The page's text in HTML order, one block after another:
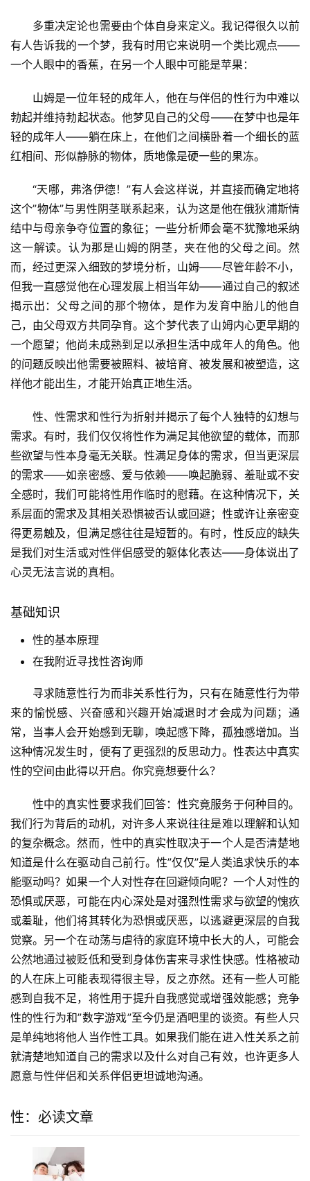
多重决定论也需要由个体自身来定义。我记得很久以前
有人告诉我的一个梦，我有时用它来说明一个类比观点——
一个人眼中的香蕉，在另一个人眼中可能是苹果：
山姆是一位年轻的成年人，他在与伴侣的性行为中难以
勃起并维持勃起状态。他梦见自己的父母——在梦中也是年
轻的成年人——躺在床上，在他们之间横卧着一个细长的蓝
红相间、形似静脉的物体，质地像是硬一些的果冻。
“天哪，弗洛伊德！”有人会这样说，并直接而确定地将
这个”物体”与男性阴茎联系起来，认为这是他在俄狄浦斯情
结中与母亲争夺位置的象征；一些分析师会毫不犹豫地采纳
这一解读。认为那是山姆的阴茎，夹在他的父母之间。然
而，经过更深入细致的梦境分析，山姆——尽管年龄不小，
但我一直感觉他在心理发展上相当年幼——通过自己的叙述
揭示出：父母之间的那个物体，是作为发育中胎儿的他自
己，由父母双方共同孕育。这个梦代表了山姆内心更早期的
一个愿望；他尚未成熟到足以承担生活中成年人的角色。他
的问题反映出他需要被照料、被培育、被发展和被塑造，这
样他才能出生，才能开始真正地生活。
性、性需求和性行为折射并揭示了每个人独特的幻想与
需求。有时，我们仅仅将性作为满足其他欲望的载体，而那
些欲望与性本身毫无关联。性满足身体的需求，但当更深层
的需求——如亲密感、爱与依赖——唤起脆弱、羞耻或不安
全感时，我们可能将性用作临时的慰藉。在这种情况下，关
系层面的需求及其相关恐惧被否认或回避；性或许让亲密变
得更易触及，但满足感往往是短暂的。有时，性反应的缺失
是我们对生活或对性伴侣感受的躯体化表达——身体说出了
心灵无法言说的真相。
基础知识
性的基本原理
在我附近寻找性咨询师
寻求随意性行为而非关系性行为，只有在随意性行为带
来的愉悦感、兴奋感和兴趣开始减退时才会成为问题；通
常，当事人会开始感到无聊，唤起感下降，孤独感增加。当
这种情况发生时，便有了更强烈的反思动力。性表达中真实
性的空间由此得以开启。你究竟想要什么？
性中的真实性要求我们回答：性究竟服务于何种目的。
我们行为背后的动机，对许多人来说往往是难以理解和认知
的复杂概念。然而，性中的真实性取决于一个人是否清楚地
知道是什么在驱动自己前行。性”仅仅”是人类追求快乐的本
能驱动吗？如果一个人对性存在回避倾向呢？一个人对性的
恐惧或厌恶，可能在内心深处是对强烈性需求与欲望的愧疚
或羞耻，他们将其转化为恐惧或厌恶，以逃避更深层的自我
觉察。另一个在动荡与虐待的家庭环境中长大的人，可能会
公然地通过被贬低和受到身体伤害来寻求性快感。性格被动
的人在床上可能表现得很主导，反之亦然。还有一些人可能
感到自我不足，将性用于提升自我感觉或增强效能感；竞争
性的性行为和”数字游戏”至今仍是酒吧里的谈资。有些人只
是单纯地将他人当作性工具。如果我们能在进入性关系之前
就清楚地知道自己的需求以及什么对自己有效，也许更多人
愿意与性伴侣和关系伴侣更坦诚地沟通。
性：必读文章